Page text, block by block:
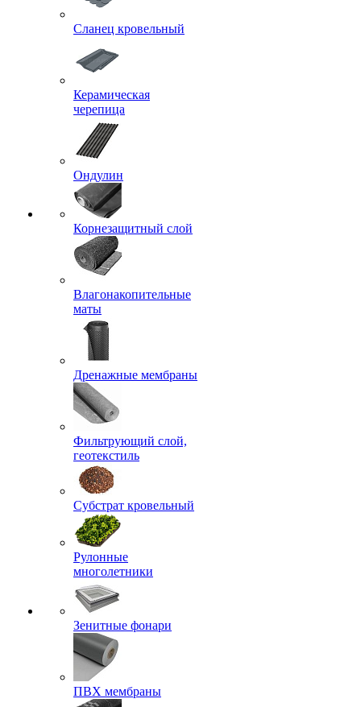
Сланец кровельный
Керамическая
черепица
Ондулин
Корнезащитный слой
Влагонакопительные
маты
Дренажные мембраны
Фильтрующий слой,
геотекстиль
Субстрат кровельный
Рулонные
многолетники
Зенитные фонари
ПВХ мембраны